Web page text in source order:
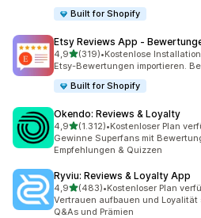
Built for Shopify
Etsy Reviews App ‑
4,9von 5 Sternen
(319)
319 Rezensionen insgesamt
•Kostenlose Installation
Etsy-Bewertungen importieren.
Built for Shopify
Okendo: Reviews & Loyalty
4,9von 5 Sternen
(1.312)
1312 Rezensionen insgesamt
•Kostenloser Plan
Gewinne Superfans mit
Empfehlungen & Quizzen
Ryviu: Reviews & Loyalty App
4,9von 5 Sternen
(483)
483 Rezensionen insgesamt
•Kostenloser Plan
Vertrauen aufbauen und
Q&As und Prämien